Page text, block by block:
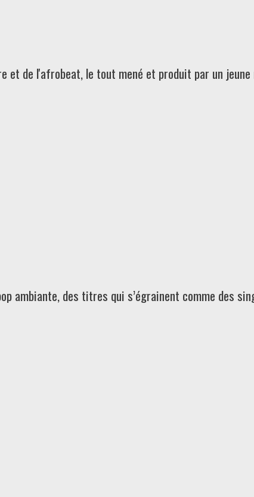
et de l'afrobeat, le tout mené et produit par un
ambiante, des titres qui s’égrainent comme des